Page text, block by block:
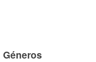
Géneros